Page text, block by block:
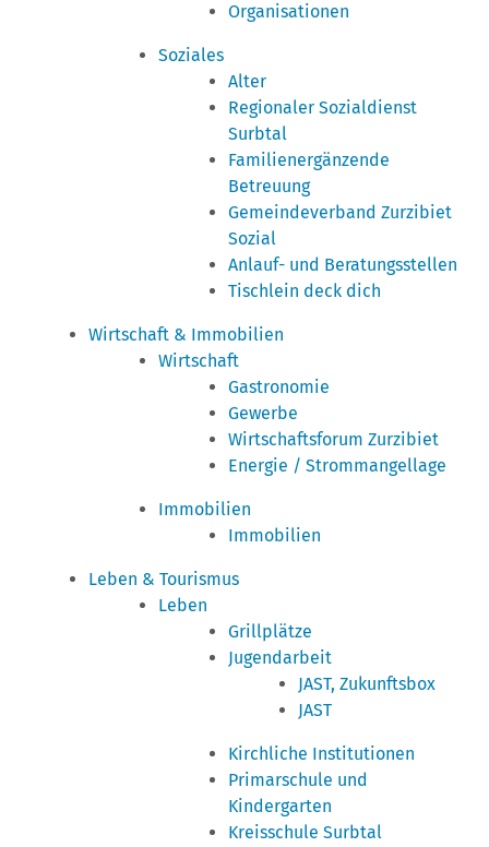
Organisationen
Soziales
Alter
Regionaler Sozialdienst
Surbtal
Familienergänzende
Betreuung
Gemeindeverband Zurzibiet
Sozial
Anlauf- und Beratungsstellen
Tischlein deck dich
Wirtschaft & Immobilien
Wirtschaft
Gastronomie
Gewerbe
Wirtschaftsforum Zurzibiet
Energie / Strommangellage
Immobilien
Immobilien
Leben & Tourismus
Leben
Grillplätze
Jugendarbeit
JAST, Zukunftsbox
JAST
Kirchliche Institutionen
Primarschule und
Kindergarten
Kreisschule Surbtal